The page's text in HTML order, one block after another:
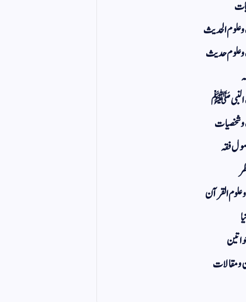
الحدیث
علوم حدیث
ﷺ
شخصیات
فقہ
القرآن
و مقالات